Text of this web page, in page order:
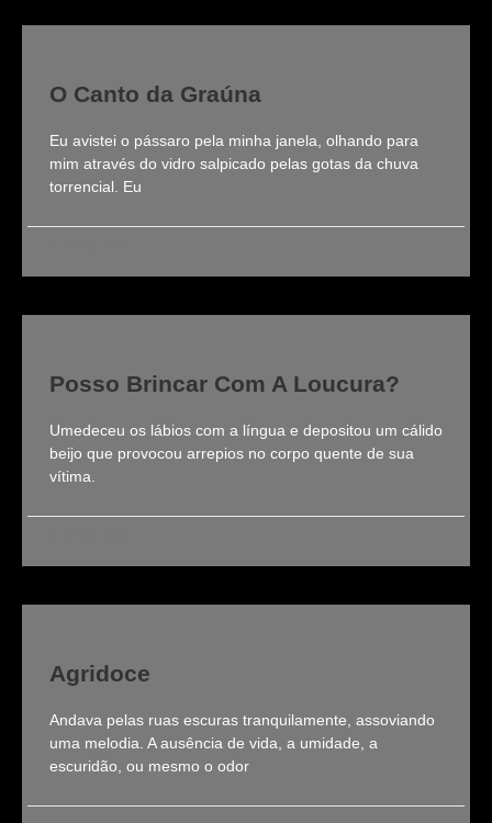
O Canto da Graúna
Eu avistei o pássaro pela minha janela, olhando para
mim através do vidro salpicado pelas gotas da chuva
torrencial. Eu
Posso Brincar Com A Loucura?
Umedeceu os lábios com a língua e depositou um cálido
beijo que provocou arrepios no corpo quente de sua
vítima.
Agridoce
Andava pelas ruas escuras tranquilamente, assoviando
uma melodia. A ausência de vida, a umidade, a
escuridão, ou mesmo o odor